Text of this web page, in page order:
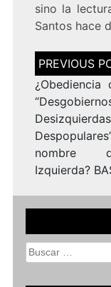
sino la
Santos hace
Navegación
de
entradas
¿Obediencia
nombre
Izquierda?
Buscar: